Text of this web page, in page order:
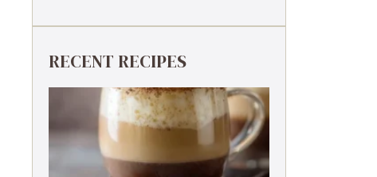
RECENT RECIPES